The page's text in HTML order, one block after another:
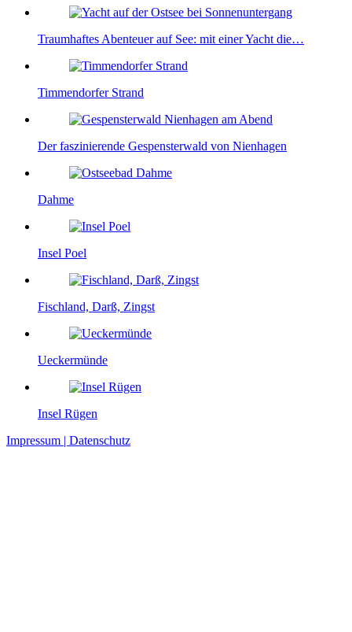
Traumhaftes Abenteuer auf See: mit einer Yacht die…
Timmendorfer Strand
Der faszinierende Gespensterwald von Nienhagen
Dahme
Insel Poel
Fischland, Darß, Zingst
Ueckermünde
Insel Rügen
Impressum | Datenschutz